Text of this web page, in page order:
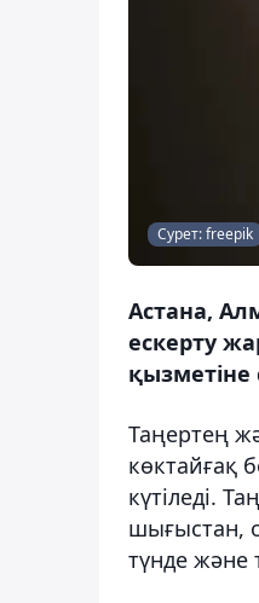
Сурет: freepik
Астана,
ескерту
Таңертең
көктайғақ
күтіледі.
шығыстан,
түнде және